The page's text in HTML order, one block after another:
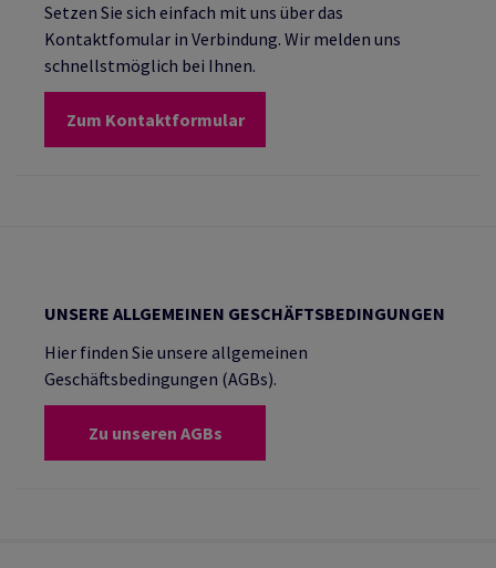
Setzen Sie sich einfach mit uns über das
Kontaktfomular in Verbindung. Wir melden uns
schnellstmöglich bei Ihnen.
Zum Kontaktformular
UNSERE ALLGEMEINEN GESCHÄFTSBEDINGUNGEN
Hier finden Sie unsere allgemeinen
Geschäftsbedingungen (AGBs).
Zu unseren AGBs